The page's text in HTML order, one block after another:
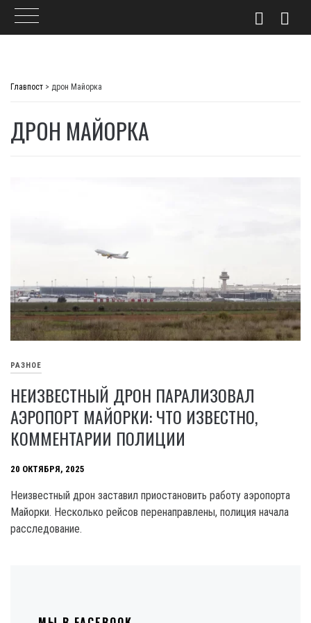
Главпост > дрон Майорка
ДРОН МАЙОРКА
РАЗНОЕ
НЕИЗВЕСТНЫЙ ДРОН ПАРАЛИЗОВАЛ
АЭРОПОРТ МАЙОРКИ: ЧТО ИЗВЕСТНО,
КОММЕНТАРИИ ПОЛИЦИИ
20 ОКТЯБРЯ, 2025
Неизвестный дрон заставил приостановить работу аэропорта
Майорки. Несколько рейсов перенаправлены, полиция начала
расследование.